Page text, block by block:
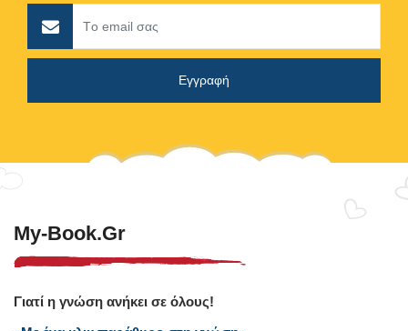
My-Book.gr
Γιατί η γνώση ανήκει σε όλους!